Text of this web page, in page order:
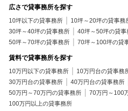
広さで貸事務所を探す
10坪以下の貸事務所 10坪～20坪の貸事務
30坪～40坪の貸事務所
40坪～50坪の貸事
50坪～70坪の貸事務所
70坪～100坪の貸
賃料で貸事務所を探す
10万円以下の貸事務所 10万円台の貸事務
30万円台の貸事務所
40万円台の貸事務所
50万円～70万円の貸事務所
70万円～100
100万円以上の貸事務所